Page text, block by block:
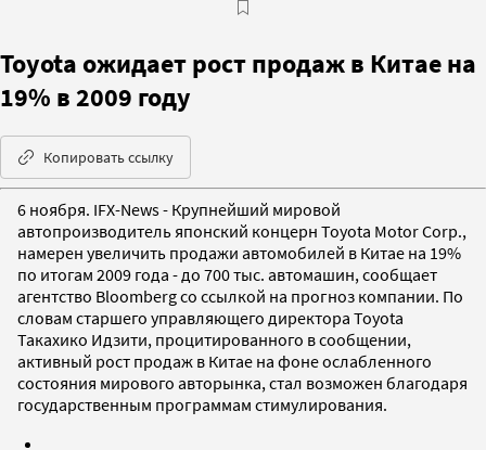
Toyota ожидает рост продаж в Китае на
19% в 2009 году
Копировать ссылку
6 ноября. IFX-News - Крупнейший мировой
автопроизводитель японский концерн Toyota Motor Corp.,
намерен увеличить продажи автомобилей в Китае на 19%
по итогам 2009 года - до 700 тыс. автомашин, сообщает
агентство Bloomberg со ссылкой на прогноз компании. По
словам старшего управляющего директора Toyota
Такахико Идзити, процитированного в сообщении,
активный рост продаж в Китае на фоне ослабленного
состояния мирового авторынка, стал возможен благодаря
государственным программам стимулирования.